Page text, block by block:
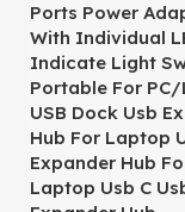
Ports Power
With Individual
Indicate Light
Portable For
USB Dock Usb
Hub For Laptop
Expander Hub
Laptop Usb C